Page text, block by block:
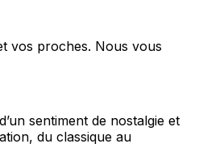
vos proches. Nous vous
sentiment de nostalgie et
du classique au